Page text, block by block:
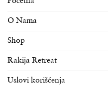
O Nama
Shop
Rakija Retreat
Uslovi korišćenja